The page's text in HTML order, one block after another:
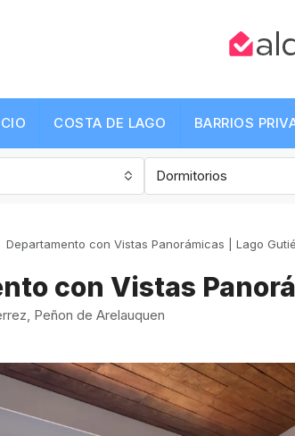
COSTA DE LAGO BARRIOS
Dormitorios
Departamento con Vistas Panorámicas | Lago
con Vistas
Peñon de Arelauquen